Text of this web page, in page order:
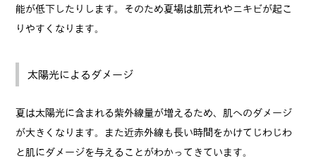
能が低下したりします。そのため夏場は肌荒れやニキビが起こ
りやすくなります。
太陽光によるダメージ
夏は太陽光に含まれる紫外線量が増えるため、肌へのダメージ
が大きくなります。また近赤外線も長い時間をかけてじわじわ
と肌にダメージを与えることがわかってきています。